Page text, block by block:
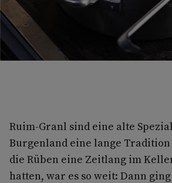
Ruim-Granl sind eine alte
Burgenland eine lange Tradition
die Rüben eine Zeitlang im
hatten, war es so weit: Dann